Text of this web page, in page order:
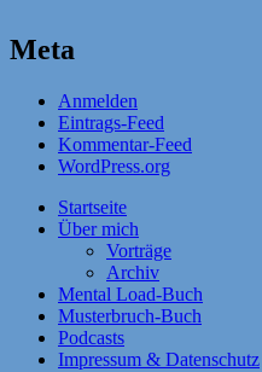
Meta
Anmelden
Eintrags-Feed
Kommentar-Feed
WordPress.org
Startseite
Über mich
Vorträge
Archiv
Mental Load-Buch
Musterbruch-Buch
Podcasts
Impressum & Datenschutz